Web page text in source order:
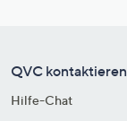
QVC kontaktieren
Hilfe-Chat